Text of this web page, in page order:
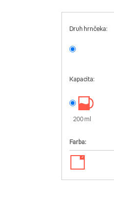
Druh hrnčeka:
Kapacita:
200 ml
Farba:
✓